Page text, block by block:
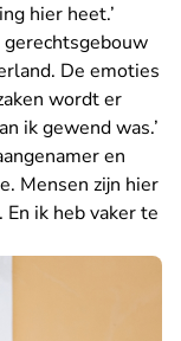
hier heet.’
De emoties
wordt er
ik gewend was.’
en
Mensen zijn hier
ik heb vaker te